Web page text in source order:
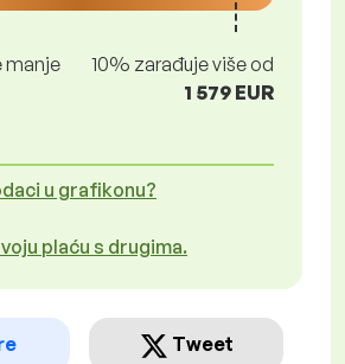
manje
10% zarađuje više od
1 579 EUR
u grafikonu?
plaću s drugima.
Tweet